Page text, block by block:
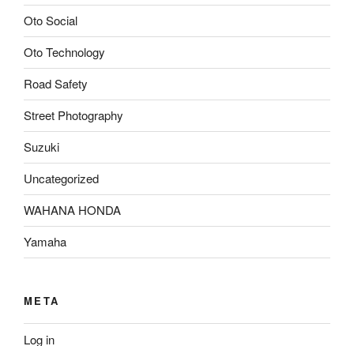
Oto Social
Oto Technology
Road Safety
Street Photography
Suzuki
Uncategorized
WAHANA HONDA
Yamaha
META
Log in